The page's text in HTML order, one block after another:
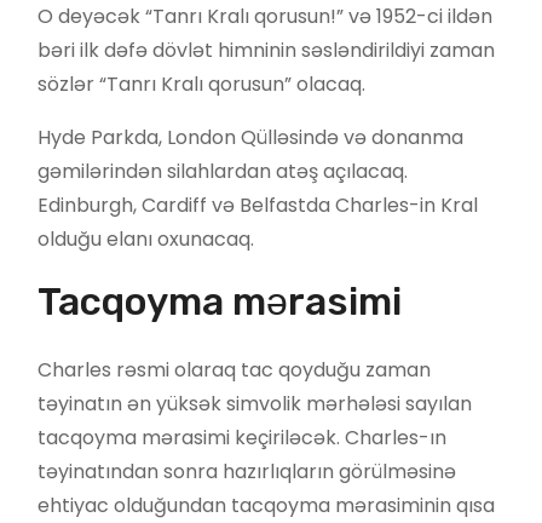
O deyəcək “Tanrı Kralı qorusun!” və 1952-ci ildən
bəri ilk dəfə dövlət himninin səsləndirildiyi zaman
sözlər “Tanrı Kralı qorusun” olacaq.
Hyde Parkda, London Qülləsində və donanma
gəmilərindən silahlardan atəş açılacaq.
Edinburgh, Cardiff və Belfastda Charles-in Kral
olduğu elanı oxunacaq.
Tacqoyma mərasimi
Charles rəsmi olaraq tac qoyduğu zaman
təyinatın ən yüksək simvolik mərhələsi sayılan
tacqoyma mərasimi keçiriləcək. Charles-ın
təyinatından sonra hazırlıqların görülməsinə
ehtiyac olduğundan tacqoyma mərasiminin qısa